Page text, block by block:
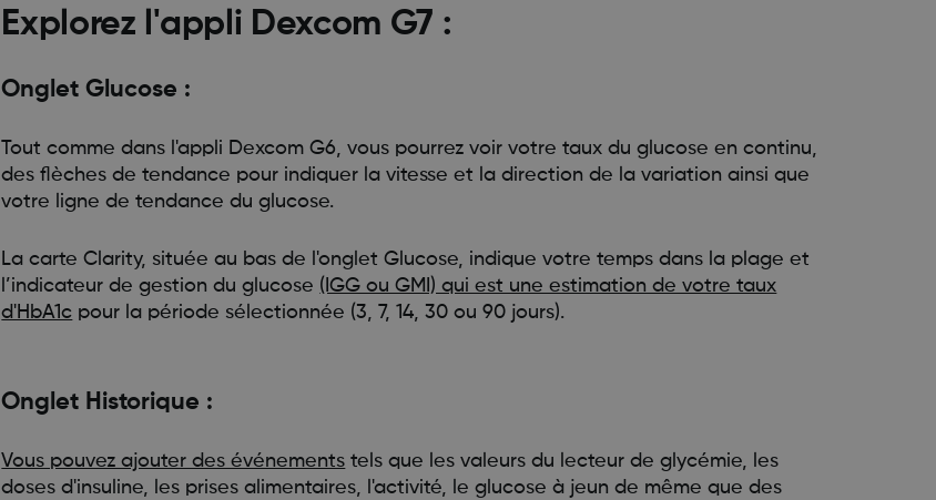
Explorez l'appli Dexcom G7 :
Onglet Glucose :
Tout comme dans l'appli Dexcom G6, vous pourrez voir votre taux du glucose en continu,
des flèches de tendance pour indiquer la vitesse et la direction de la variation ainsi que
votre ligne de tendance du glucose.
La carte Clarity, située au bas de l'onglet Glucose, indique votre temps dans la plage et
l’indicateur de gestion du glucose (IGG ou GMI) qui est une estimation de votre taux
d'HbA1c pour la période sélectionnée (3, 7, 14, 30 ou 90 jours).
Onglet Historique :
Vous pouvez ajouter des événements tels que les valeurs du lecteur de glycémie, les
doses d'insuline, les prises alimentaires, l'activité, le glucose à jeun de même que des